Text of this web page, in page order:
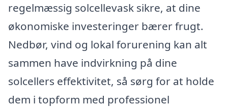
regelmæssig solcellevask sikre, at dine
økonomiske investeringer bærer frugt.
Nedbør, vind og lokal forurening kan alt
sammen have indvirkning på dine
solcellers effektivitet, så sørg for at holde
dem i topform med professionel